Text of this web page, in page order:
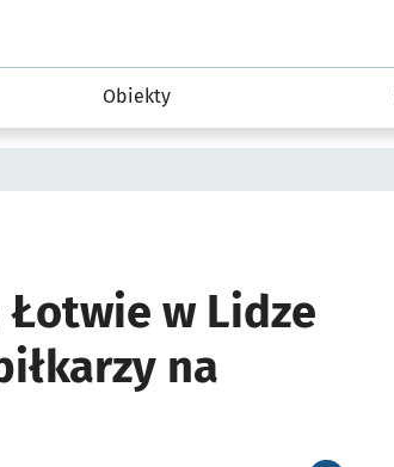
Sport i rekreacja
Obiekty
Łotwie w Lidze
na